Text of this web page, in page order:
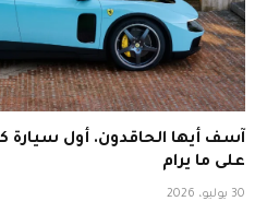
آسف أيها الحاقدون. أول سيارة
على ما يرام
30 يوليو، 2026